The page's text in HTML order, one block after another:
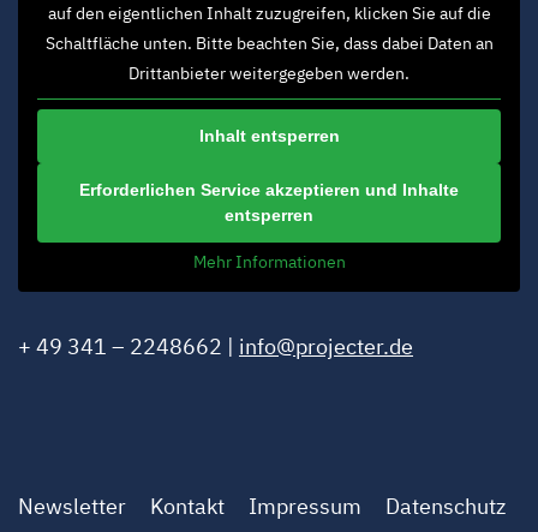
auf den eigentlichen Inhalt zuzugreifen, klicken Sie auf die
Schaltfläche unten. Bitte beachten Sie, dass dabei Daten an
Drittanbieter weitergegeben werden.
Inhalt entsperren
Erforderlichen Service akzeptieren und Inhalte
entsperren
Mehr Informationen
+ 49 341 – 2248662 | info@projecter.de
Newsletter Kontakt Impressum Datenschutz